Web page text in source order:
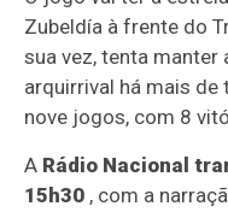
Zubeldía à frente do
sua vez, tenta manter
arquirrival há mais de
nove jogos, com 8
A Rádio Nacional
15h30 , com a